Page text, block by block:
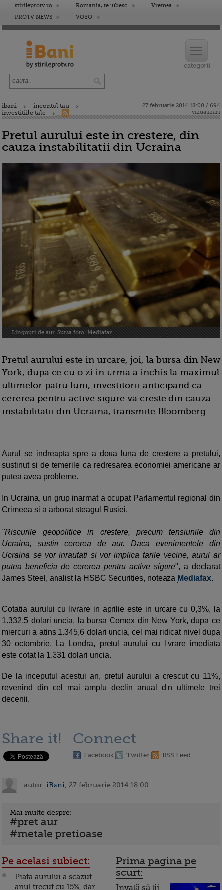
stirileprotv.ro Romania, te iubesc
Vremea
PROTV NEWS
VOYO
ibani
incontul tau
investitiile tale
27 februarie 2014 18:00 / 694
vizualizari
Pretul aurului este in crestere, din
cauza instabilitatii din Ucraina
Lingouri de aur. Sursa foto: Mediafax
Pretul aurului este in urcare, joi, la bursa din New
York, dupa ce cu o zi in urma a inchis la maximul
ultimelor patru luni, investitorii anticipand ca
cererea pentru active sigure va creste din cauza
instabilitatii din Ucraina, transmite Bloomberg.
Aurul se indreapta spre a doua luna de crestere a pretului,
sustinut si de temerile ca redresarea economiei americane ar
putea avea probleme.
In Ucraina, un grup inarmat a ocupat Parlamentul regional din
Crimeea si a arborat steagul Rusiei.
"Riscurile geopolitice in crestere, precum tensiunile din
Ucraina, sustin cererea de aur. Daca evenimentele din
Ucraina se vor inrautati si vor implica tarile vecine, aurul ar
putea beneficia de cererea pentru active sigure", a declarat
James Steel, analist la HSBC Securities, noteaza Mediafax.
Cotatia aurului cu livrare in aprilie este in urcare cu 0,3%, la
1.332,5 dolari uncia, la bursa Comex din New York, dupa ce
miercuri a atins 1.345,6 dolari uncia, cel mai ridicat nivel dupa
30 octombrie. La Londra, pretul aurului cu livrare imediata
este cotat la 1.331 dolari uncia.
De la inceputul acestui an, pretul aurului a crescut cu 11%,
revenind din cel mai amplu declin anual din ultimele trei
decenii.
Share it! Connect
Facebook Twitter RSS Feed
autor: iBani , 27 februarie 2014 18:00
Mai multe despre:
#pret aur
#metale pretioase
Pe acelasi subiect:
Piata aurului a scazut
anul trecut cu 15%, dar
Prima pagina pe
scurt:
Invață să ții